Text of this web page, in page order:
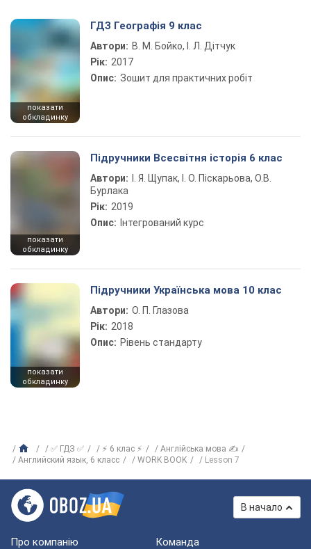
показати
обкладинку
ГДЗ Географія 9 клас
Автори: В. М. Бойко, І. Л. Дітчук
Рік: 2017
Опис: Зошит для практичних робіт
показати
обкладинку
Підручники Всесвітня історія 6 клас
Автори:
І. Я. Щупак, І. О. Піскарьова, О.В.
Бурлака
Рік: 2019
Опис: Інтегрований курс
показати
обкладинку
Підручники Українська мова 10 клас
Автори: О. П. Глазова
Рік: 2018
Опис: Рівень стандарту
✅ ГДЗ ✅ ⚡ 6 клас ⚡
Англійська мова ✍
Английский язык, 6 класс
WORK BOOK Lesson 7
В начало
Про компанію Команда